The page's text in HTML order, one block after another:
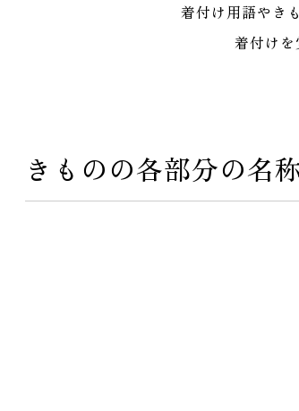
着付け用語やき
着付け
きものの各部分の名